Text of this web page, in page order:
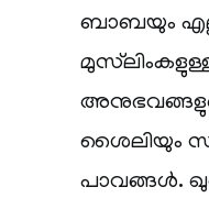
ബാബയും
ശൈലിയും
പാവങ്ങള്‍.